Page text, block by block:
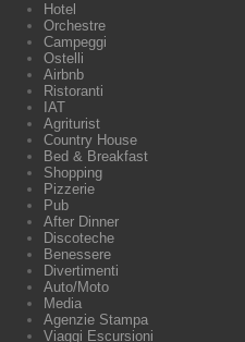
Hotel
Orchestre
Campeggi
Ostelli
Airbnb
Ristoranti
IAT
Agriturist
Country House
Bed & Breakfast
Shopping
Pizzerie
Pub
After Dinner
Discoteche
Benessere
Divertimenti
Auto/Moto
Media
Agenzie Stampa
Viaggi Escursioni